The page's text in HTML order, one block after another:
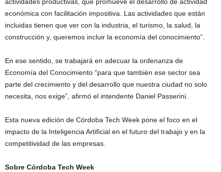
actividades productivas, que promueve el desarrollo de actividad
económica con facilitación impositiva. Las actividades que están
incluidas tienen que ver con la industria, el turismo, la salud, la
construcción y, queremos incluir la economía del conocimiento”.
En ese sentido, se trabajará en adecuar la ordenanza de
Economía del Conocimiento “para que también ese sector sea
parte del crecimiento y del desarrollo que nuestra ciudad no solo
necesita, nos exige”, afirmó el intendente Daniel Passerini.
Esta nueva edición de Córdoba Tech Week pone el foco en el
impacto de la Inteligencia Artificial en el futuro del trabajo y en la
competitividad de las empresas.
Sobre Córdoba Tech Week